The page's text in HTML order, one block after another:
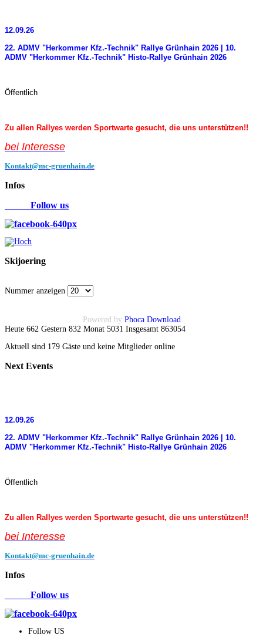
12.09.26
22. ADMV "Herkommer Kfz.-Technik" Rallye Grünhain 2026 | 10.
ADMV "Herkommer Kfz.-Technik" Histo-Rallye Grünhain 2026
Öffentlich
Zu allen Rallyes werden Sportwarte gesucht, die uns unterstützen!!
bei Interesse
Kontakt@mc-gruenhain.de
Infos
Follow us
Skijoering
Nummer anzeigen
Powered by Phoca Download
Heute 662 Gestern 832 Monat 5031 Insgesamt 863054
Aktuell sind 179 Gäste und keine Mitglieder online
Next Events
12.09.26
22. ADMV "Herkommer Kfz.-Technik" Rallye Grünhain 2026 | 10.
ADMV "Herkommer Kfz.-Technik" Histo-Rallye Grünhain 2026
Öffentlich
Zu allen Rallyes werden Sportwarte gesucht, die uns unterstützen!!
bei Interesse
Kontakt@mc-gruenhain.de
Infos
Follow us
Follow US